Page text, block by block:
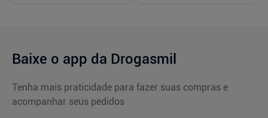
Baixe o app da Drogasmil
Tenha mais praticidade para fazer suas compras e
acompanhar seus pedidos